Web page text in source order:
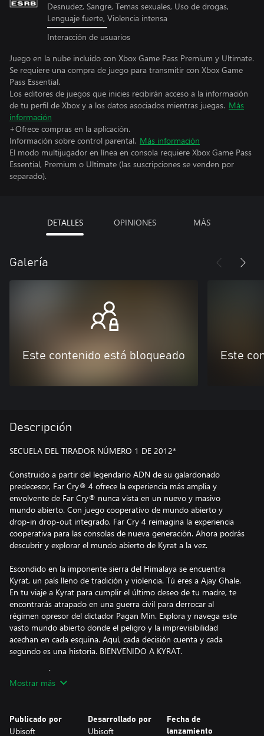
Desnudez, Sangre, Temas sexuales, Uso de drogas,
Lenguaje fuerte, Violencia intensa
Interacción de usuarios
Juego en la nube incluido con Xbox Game Pass Premium y Ultimate.
Se requiere una compra de juego para transmitir con Xbox Game
Pass Essential.
Los editores de juegos que inicies recibirán acceso a la información
de tu perfil de Xbox y a los datos asociados mientras juegas. Más
información
+Ofrece compras en la aplicación.
Información sobre control parental. Más información
El modo multijugador en línea en consola requiere Xbox Game Pass
Essential, Premium o Ultimate (las suscripciones se venden por
separado).
DETALLES OPINIONES MÁS
Galería
Este contenido está bloqueado Este
Descripción
SECUELA DEL TIRADOR NÚMERO 1 DE 2012*
Construido a partir del legendario ADN de su galardonado
predecesor, Far Cry® 4 ofrece la experiencia más amplia y
envolvente de Far Cry® nunca vista en un nuevo y masivo
mundo abierto. Con juego cooperativo de mundo abierto y
drop-in drop-out integrado, Far Cry 4 reimagina la experiencia
cooperativa para las consolas de nueva generación. Ahora podrás
descubrir y explorar el mundo abierto de Kyrat a la vez.
Escondido en la imponente sierra del Himalaya se encuentra
Kyrat, un país lleno de tradición y violencia. Tú eres a Ajay Ghale.
En tu viaje a Kyrat para cumplir el último deseo de tu madre, te
encontrarás atrapado en una guerra civil para derrocar al
régimen opresor del dictador Pagan Min. Explora y navega este
vasto mundo abierto donde el peligro y la imprevisibilidad
acechan en cada esquina. Aquí, cada decisión cuenta y cada
segundo es una historia. BIENVENIDO A KYRAT.
CARACTERÍSTICAS DEL JUEGO:
juego en cualquier momento, reimaginando la experiencia
cooperativa para próxima generación bajo el verdadero espíritu
Mostrar más
Publicado por
Ubisoft
Desarrollado por
Ubisoft
Fecha de
lanzamiento